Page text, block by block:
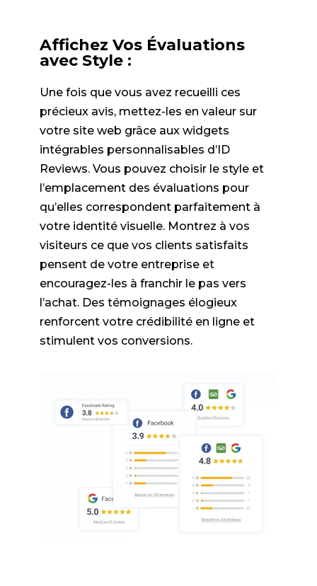
Affichez Vos Évaluations
avec Style :
Une fois que vous avez recueilli ces
précieux avis, mettez-les en valeur sur
votre site web grâce aux widgets
intégrables personnalisables d’ID
Reviews. Vous pouvez choisir le style et
l’emplacement des évaluations pour
qu’elles correspondent parfaitement à
votre identité visuelle. Montrez à vos
visiteurs ce que vos clients satisfaits
pensent de votre entreprise et
encouragez-les à franchir le pas vers
l’achat. Des témoignages élogieux
renforcent votre crédibilité en ligne et
stimulent vos conversions.